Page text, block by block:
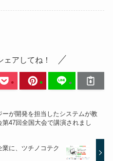
ェアしてね！
ーが開発を担当したシステムが教
47回全国大会で講演されまし
に、ツチノコテク